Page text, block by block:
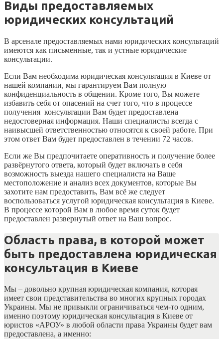
Виды предоставляемых
юридических консультаций
В арсенале предоставляемых нами юридических консультаций
имеются как письменные, так и устные юридические
консультации.
Если Вам необходима юридическая консультация в Киеве от
нашей компании, мы гарантируем Вам полную
конфиденциальность в общении. Кроме того, Вы можете
избавить себя от опасений на счет того, что в процессе
получения консультации Вам будет предоставлена
недостоверная информация. Наши специалисты всегда с
наивысшей ответственностью относятся к своей работе. При
этом ответ Вам будет предоставлен в течении 72 часов.
Если же Вы предпочитаете оперативность и получение более
развёрнутого ответа, который будет включать в себя
возможность выезда нашего специалиста на Ваше
местоположение и анализ всех документов, которые Вы
захотите нам предоставить, Вам всё же следует
воспользоваться услугой юридическая консультация в Киеве.
В процессе которой Вам в любое время суток будет
предоставлен развернутый ответ на Ваш вопрос.
Область права, в которой может
быть предоставлена юридическая
консультация в Киеве
Мы – довольно крупная юридическая компания, которая
имеет свои представительства во многих крупных городах
Украины. Мы не привыкли ограничиваться чем-то одним,
именно поэтому юридическая консультация в Киеве от
юристов «АРОУ» в любой области права Украины будет вам
предоставлена, а именно: